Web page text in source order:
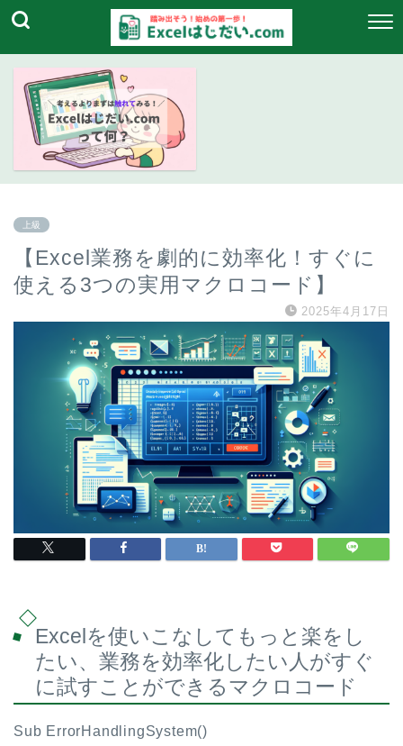
上級
【Excel業務を劇的に効率化！すぐに
使える3つの実用マクロコード】
2025年4月17日
Excelを使いこなしてもっと楽をし
たい、業務を効率化したい人がすぐ
に試すことができるマクロコード
Sub ErrorHandlingSystem()